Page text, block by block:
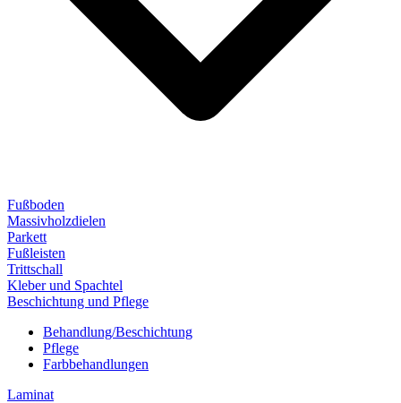
Fußboden
Massivholzdielen
Parkett
Fußleisten
Trittschall
Kleber und Spachtel
Beschichtung und Pflege
Behandlung/Beschichtung
Pflege
Farbbehandlungen
Laminat